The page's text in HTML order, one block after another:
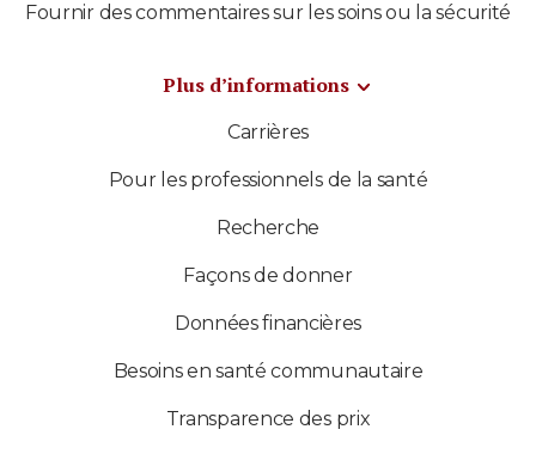
Fournir des commentaires sur les soins ou la sécurité
Plus d’informations
Carrières
Pour les professionnels de la santé
Recherche
Façons de donner
Données financières
Besoins en santé communautaire
Transparence des prix